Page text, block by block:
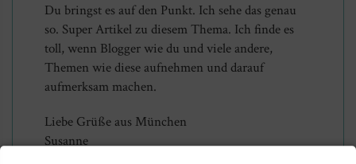
Du bringst es auf den Punkt. Ich sehe das genau
so. Super Artikel zu diesem Thema. Ich finde es
toll, wenn Blogger wie du und viele andere,
Themen wie diese aufnehmen und darauf
aufmerksam machen.
Liebe Grüße aus München
Susanne